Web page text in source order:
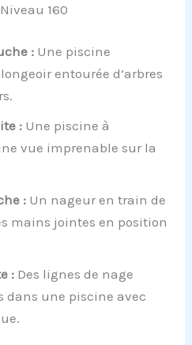
160
: Une piscine
entourée d’arbres
: Une piscine à
vue imprenable sur la
: Un nageur en train de
mains jointes en position
: Des lignes de nage
dans une piscine avec